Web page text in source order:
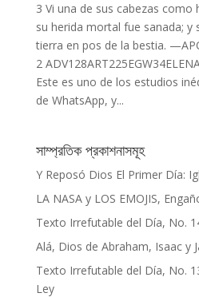
3 Vi una de sus cabezas
su herida mortal fue sanada; y
tierra en pos de la bestia.
2
Este es uno de los estudios
de WhatsApp, y...
সাম্প্রতিক প্রকাশনাসমূহ
Y Reposó Dios El Primer Día:
LA NASA y LOS EMOJIS,
Texto Irrefutable del Día, No.
Alá, Dios de Abraham, Isaac y
Texto Irrefutable del Día, No.
Ley